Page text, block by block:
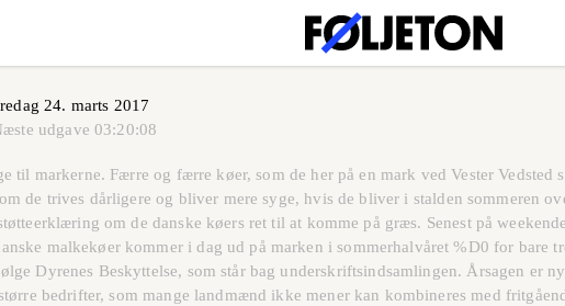
24. marts 2017
udgave 03:20:08
til markerne. Færre og færre køer, som de her på en mark ved Vester
de trives dårligere og bliver mere syge, hvis de bliver i stalden sommeren
om de danske køers ret til at komme på græs. Senest på
malkekøer kommer i dag ud på marken i sommerhalvåret %D0 for bare
Dyrenes Beskyttelse, som står bag underskriftsindsamlingen. Årsagen er
bedrifter, som mange landmænd ikke mener kan kombineres med